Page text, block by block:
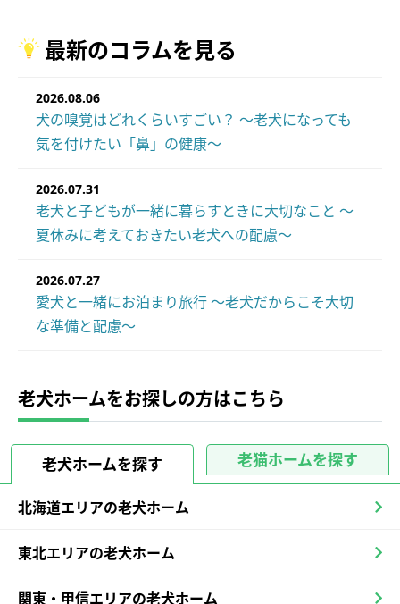
最新のコラムを見る
2026.08.06
犬の嗅覚はどれくらいすごい？ ～老犬になっても
気を付けたい「鼻」の健康～
2026.07.31
老犬と子どもが一緒に暮らすときに大切なこと ～
夏休みに考えておきたい老犬への配慮～
2026.07.27
愛犬と一緒にお泊まり旅行 ～老犬だからこそ大切
な準備と配慮～
老犬ホームをお探しの方はこちら
老犬ホームを探す 老猫ホームを探す
北海道エリアの老犬ホーム
東北エリアの老犬ホーム
関東・甲信エリアの老犬ホーム